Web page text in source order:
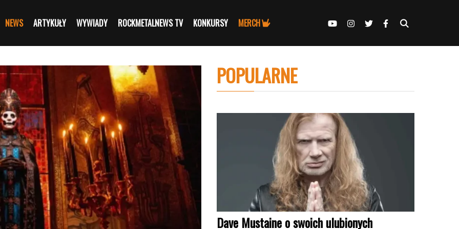
NEWS ARTYKUŁY WYWIADY ROCKMETALNEWS TV KONKURSY MERCH
POPULARNE
Dave Mustaine o swoich ulubionych